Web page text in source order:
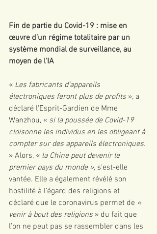
Fin de partie du Covid-19 : mise en
œuvre d’un régime totalitaire par un
système mondial de surveillance, au
moyen de l'IA
« Les fabricants d’appareils
électroniques feront plus de profits », a
déclaré l'Esprit-Gardien de Mme
Wanzhou, « si la poussée de Covid-19
cloisonne les individus en les obligeant à
compter sur des appareils électroniques.
» Alors, « la Chine peut devenir le
premier pays du monde », s'est-elle
vantée. Elle a également révélé son
hostilité à l’égard des religions et
déclaré que le coronavirus permet de «
venir à bout des religions » du fait que
l’on ne peut pas se rassembler dans les